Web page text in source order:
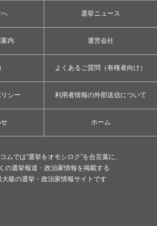
選挙ニュース
内 運営会社
よくあるご質問（有権者向け）
シー 利用者情報の外部送信について
ホーム
ムでは”選挙をオモシロク”を合言葉に、
の選挙報道・政治家情報を掲載する
大級の選挙・政治家情報サイトです